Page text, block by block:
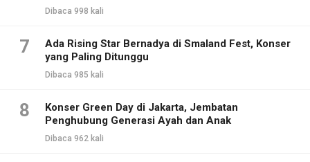
Dibaca 998 kali
7
Ada Rising Star Bernadya di Smaland Fest, Konser
yang Paling Ditunggu
Dibaca 985 kali
8
Konser Green Day di Jakarta, Jembatan
Penghubung Generasi Ayah dan Anak
Dibaca 962 kali